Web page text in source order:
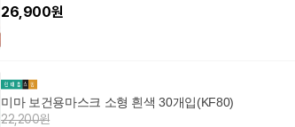
26,900원
미마 보건용마스크 소형 흰색 30개입(KF80)
22,200원